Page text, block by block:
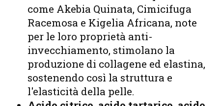
come Akebia Quinata, Cimicifuga
Racemosa e Kigelia Africana, note
per le loro proprietà anti-
invecchiamento, stimolano la
produzione di collagene ed elastina,
sostenendo così la struttura e
l'elasticità della pelle.